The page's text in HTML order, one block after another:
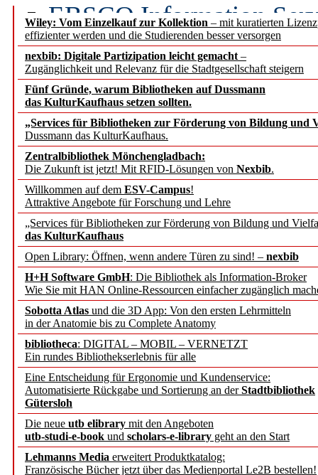
Wiley: Vom Einzelkauf zur Kollektion – mit kuratierten
effizienter werden und die Studierenden besser versorgen
nexbib: Digitale Partizipation leicht gemacht –
Zugänglichkeit und Relevanz für die Stadtgesellschaft steigern
Fünf Gründe, warum Bibliotheken auf Dussmann
das KulturKaufhaus setzen sollten.
„Services für Bibliotheken zur Förderung von Bildung und
Dussmann das KulturKaufhaus.
Zentralbibliothek Mönchengladbach:
Die Zukunft ist jetzt! Mit RFID-Lösungen von Nexbib.
Willkommen auf dem ESV-Campus!
Attraktive Angebote für Forschung und Lehre
„Services für Bibliotheken zur Förderung von Bildung und
das KulturKaufhaus
Open Library: Öffnen, wenn andere Türen zu sind! – nexbib
H+H Software GmbH: Die Bibliothek als Information-Broker
Wie Sie mit HAN Online-Ressourcen einfacher zugänglich
Sobotta Atlas und die 3D App: Von den ersten Lehrmitteln
in der Anatomie bis zu Complete Anatomy
bibliotheca: DIGITAL – MOBIL – VERNETZT
Ein rundes Bibliothekserlebnis für alle
Eine Entscheidung für Ergonomie und Kundenservice:
Automatisierte Rückgabe und Sortierung an derStadtbibliothek
Gütersloh
Die neue utb elibrary mit den Angeboten
utb-studi-e-book und scholars-e-library geht an den Start
Lehmanns Media erweitert Produktkatalog:
Französische Bücher jetzt über das Medienportal Le2B bestellen!
EBSCO Information
Recherchefunktionen in
Sorbisches Institut neu
Geschichte und
Künstliche Intelligenz
besser zu verstehen
„Leitbegriffe der
des BIÖG erscheinen
jedem Experiment
DFG setzt Förderung
FAIRmat fort
Bayerns digitale
Schulwandbilder aus